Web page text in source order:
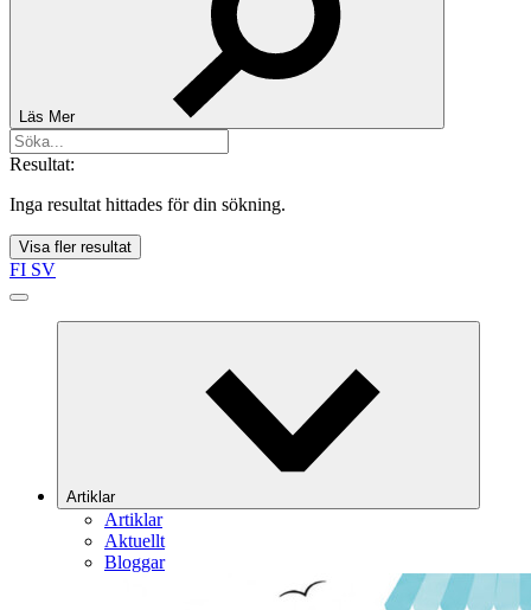
Läs Mer
Resultat:
Inga resultat hittades för din sökning.
Visa fler resultat
FI SV
Artiklar
Artiklar
Aktuellt
Bloggar